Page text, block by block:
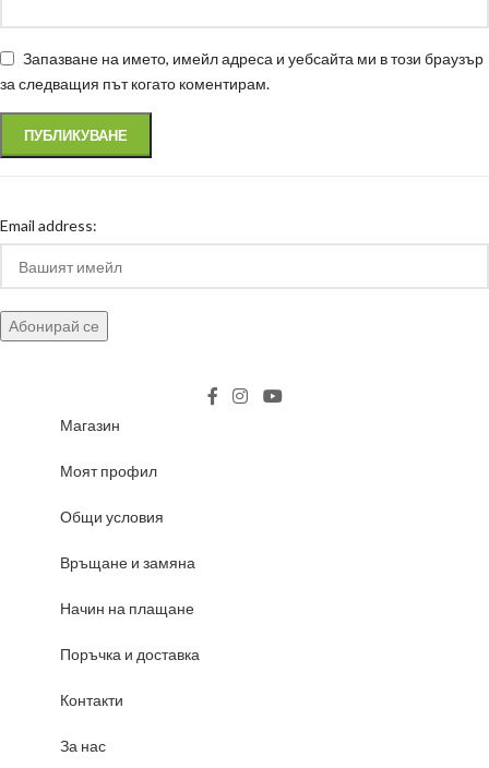
Запазване на името, имейл адреса и уебсайта ми в този браузър
за следващия път когато коментирам.
Email address:
Магазин
Моят профил
Общи условия
Връщане и замяна
Начин на плащане
Поръчка и доставка
Контакти
За нас